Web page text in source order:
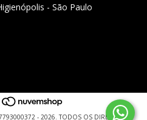
- São Paulo
- 2026. TODOS OS DIREITOS